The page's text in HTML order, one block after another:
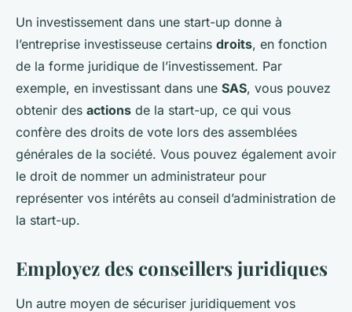
Un investissement dans une start-up donne à
l’entreprise investisseuse certains droits, en fonction
de la forme juridique de l’investissement. Par
exemple, en investissant dans une SAS, vous pouvez
obtenir des actions de la start-up, ce qui vous
confère des droits de vote lors des assemblées
générales de la société. Vous pouvez également avoir
le droit de nommer un administrateur pour
représenter vos intérêts au conseil d’administration de
la start-up.
Employez des conseillers juridiques
Un autre moyen de sécuriser juridiquement vos